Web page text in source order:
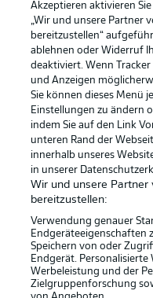
Rechtliche Hinweise
Broadcaster
Jobs
Liveticker
© 2026
Akzeptieren aktivieren
„Wir und unsere Partner
bereitzustellen“
ablehnen oder Widerruf
deaktiviert. Wenn
und Anzeigen
Sie können dieses Menü
Einstellungen zu ändern
indem Sie auf den Link
unteren Rand der
innerhalb unseres
in unserer
Wir und unsere Partner
bereitzustellen:
Verwendung genauer
Endgeräteeigenschaften
Speichern von oder
Endgerät.
Werbeleistung und der
Zielgruppenforschung